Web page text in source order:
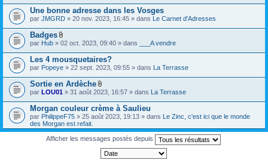
i
t
)
e
r
(
j
o
i
n
t
s
)
c
h
i
e
(
)
j
o
i
n
t
s
)
Une bonne adresse dans les Vosges
par JMGRD » 20 nov. 2023, 16:45 » dans Le Carnet d'Adresses
Badges
F
c
h
e
(
)
j
o
i
n
t
par Hub » 02 oct. 2023, 09:40 » dans ___A vendre
Les 4 mousquetaires?
par Popeye » 22 sept. 2023, 09:55 » dans La Terrasse
Sortie en Ardèche
F
c
h
i
r
(
s
)
par LOU01 » 31 août 2023, 16:57 » dans La Terrasse
Morgan couleur crème à Saulieu
par PhilippeF75 » 25 août 2023, 19:13 » dans Le Zinc, c'est ici que le monde
des Morgan est refait.
Afficher les messages postés depuis